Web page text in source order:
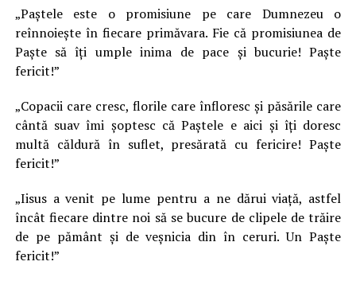
„Paștele este o promisiune pe care Dumnezeu o
reînnoiește în fiecare primăvara. Fie că promisiunea de
Paște să îţi umple inima de pace și bucurie! Paște
fericit!”
„Copacii care cresc, florile care înfloresc și păsările care
cântă suav îmi şoptesc că Paștele e aici și îți doresc
multă căldură în suflet, presărată cu fericire! Paște
fericit!”
„Iisus a venit pe lume pentru a ne dărui viață, astfel
încât fiecare dintre noi să se bucure de clipele de trăire
de pe pământ și de veșnicia din în ceruri. Un Paște
fericit!”